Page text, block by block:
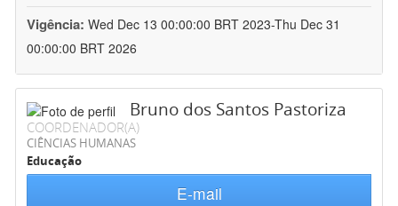
Vigência: Wed Dec 13 00:00:00 BRT 2023-Thu Dec 31
00:00:00 BRT 2026
Bruno dos Santos Pastoriza
COORDENADOR(A)
CIÊNCIAS HUMANAS
Educação
E-mail